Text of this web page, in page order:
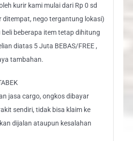
kurir kami mulai dari Rp 0 sd
ditempat, nego tergantung lokasi)
beberapa item tetap dihitung
diatas 5 Juta BEBAS/FREE ,
tambahan.
jasa cargo, ongkos dibayar
sendiri, tidak bisa klaim ke
dijalan ataupun kesalahan